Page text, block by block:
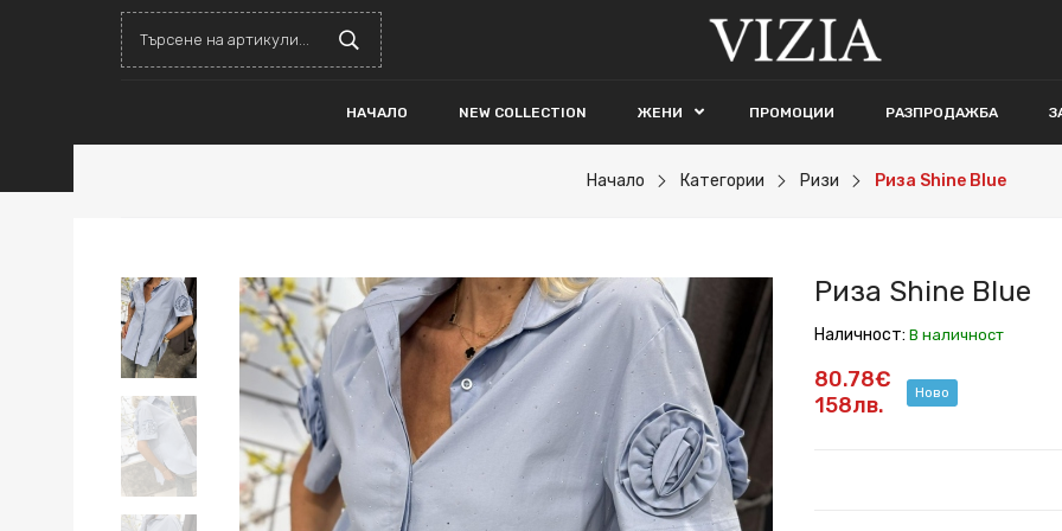
НАЧАЛО NEW COLLECTION ЖЕНИ ПРОМОЦИИ РАЗПРОДАЖБА
Начало Категории Ризи Риза Shine Blue
Риза Shine Blue
Наличност: В наличност
80.78€
158лв.
Ново